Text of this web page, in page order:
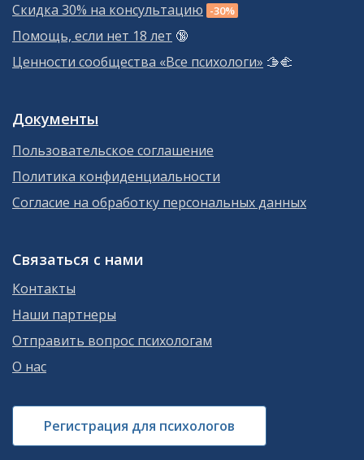
Скидка 30% на консультацию -30%
Помощь, если нет 18 лет 🔞
Ценности сообщества «Все психологи» 🫱‍🫲
Документы
Пользовательское соглашение
Политика конфиденциальности
Согласие на обработку персональных данных
Связаться с нами
Контакты
Наши партнеры
Отправить вопрос психологам
О нас
Регистрация для психологов